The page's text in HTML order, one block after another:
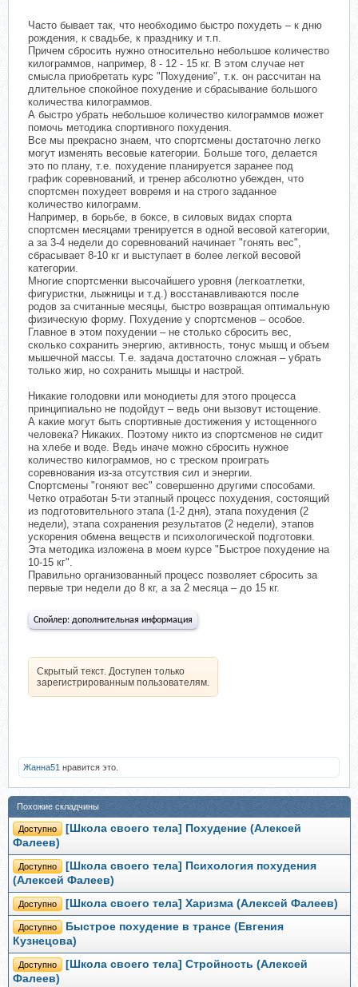
Часто бывает так, что необходимо быстро похудеть – к дню
рождения, к свадьбе, к празднику и т.п.
Причем сбросить нужно относительно небольшое количество
килограммов, например, 8 - 12 - 15 кг. В этом случае нет
смысла приобретать курс "Похудение", т.к. он рассчитан на
длительное спокойное похудение и сбрасывание большого
количества килограммов.
А быстро убрать небольшое количество килограммов может
помочь методика спортивного похудения.
Все мы прекрасно знаем, что спортсмены достаточно легко
могут изменять весовые категории. Больше того, делается
это по плану, т.е. похудение планируется заранее под
график соревнований, и тренер абсолютно убежден, что
спортсмен похудеет вовремя и на строго заданное
количество килограмм.
Например, в борьбе, в боксе, в силовых видах спорта
спортсмен месяцами тренируется в одной весовой категории,
а за 3-4 недели до соревнований начинает "гонять вес",
сбрасывает 8-10 кг и выступает в более легкой весовой
категории.
Многие спортсменки высочайшего уровня (легкоатлетки,
фигуристки, лыжницы и т.д.) восстанавливаются после
родов за считанные месяцы, быстро возвращая оптимальную
физическую форму. Похудение у спортсменов – особое.
Главное в этом похудении – не столько сбросить вес,
сколько сохранить энергию, активность, тонус мышц и объем
мышечной массы. Т.е. задача достаточно сложная – убрать
только жир, но сохранить мышцы и настрой.
Никакие голодовки или монодиеты для этого процесса
принципиально не подойдут – ведь они вызовут истощение.
А какие могут быть спортивные достижения у истощенного
человека? Никаких. Поэтому никто из спортсменов не сидит
на хлебе и воде. Ведь иначе можно сбросить нужное
количество килограммов, но с треском проиграть
соревнования из-за отсутствия сил и энергии.
Спортсмены "гоняют вес" совершенно другими способами.
Четко отработан 5-ти этапный процесс похудения, состоящий
из подготовительного этапа (1-2 дня), этапа похудения (2
недели), этапа сохранения результатов (2 недели), этапов
ускорения обмена веществ и психологической подготовки.
Эта методика изложена в моем курсе "Быстрое похудение на
10-15 кг".
Правильно организованный процесс позволяет сбросить за
первые три недели до 8 кг, а за 2 месяца – до 15 кг.
Спойлер: дополнительная информация
Скрытый текст. Доступен только
зарегистрированным пользователям.
Жанна51 нравится это.
Похожие складчины
Доступно
[Школа своего тела] Похудение (Алексей
Фалеев)
Доступно
[Школа своего тела] Психология похудения
(Алексей Фалеев)
Доступно [Школа своего тела] Харизма (Алексей Фалеев)
Доступно
Быстрое похудение в трансе (Евгения
Кузнецова)
Доступно
[Школа своего тела] Стройность (Алексей
Фалеев)